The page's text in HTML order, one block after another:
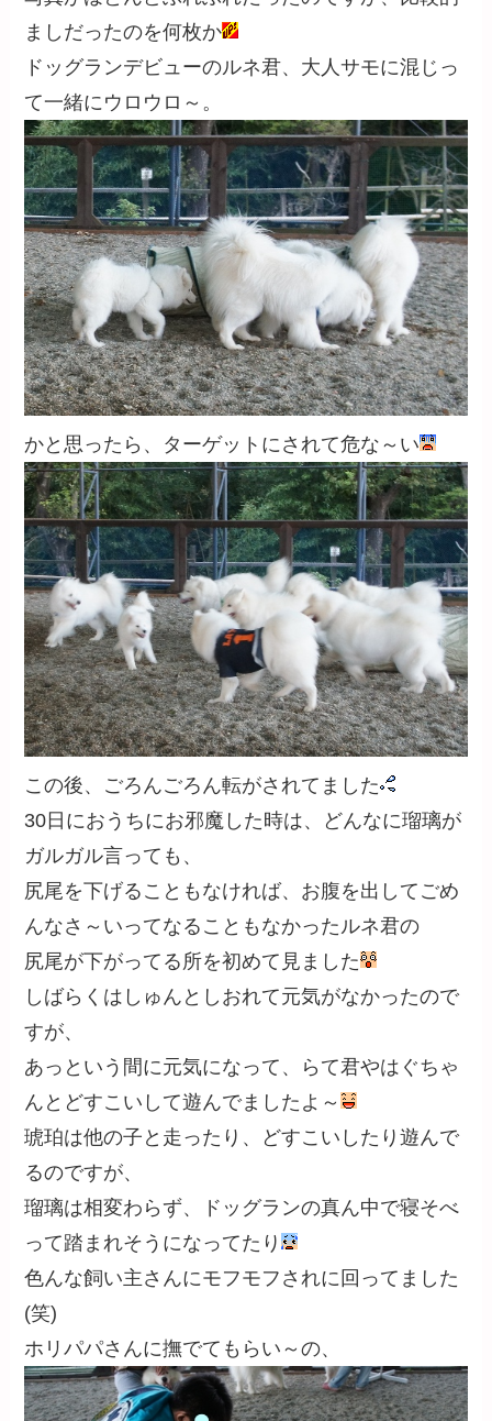
ましだったのを何枚か
ドッグランデビューのルネ君、大人サモに混じっ
て一緒にウロウロ～。
かと思ったら、ターゲットにされて危な～い
この後、ごろんごろん転がされてました
30日におうちにお邪魔した時は、どんなに瑠璃が
ガルガル言っても、
尻尾を下げることもなければ、お腹を出してごめ
んなさ～いってなることもなかったルネ君の
尻尾が下がってる所を初めて見ました
しばらくはしゅんとしおれて元気がなかったので
すが、
あっという間に元気になって、らて君やはぐちゃ
んとどすこいして遊んでましたよ～
琥珀は他の子と走ったり、どすこいしたり遊んで
るのですが、
瑠璃は相変わらず、ドッグランの真ん中で寝そべ
って踏まれそうになってたり
色んな飼い主さんにモフモフされに回ってました
(笑)
ホリパパさんに撫でてもらい～の、